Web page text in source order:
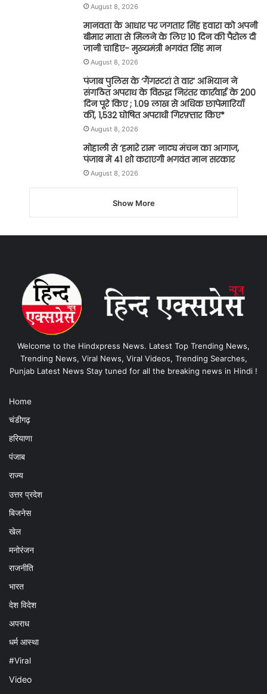
August 8, 2026
मानवता के आधार पर जगतार सिंह हवारा को अपनी
बीमार माता से मिलने के लिए 10 दिन की पैरोल दी
जानी चाहिए- मुख्यमंत्री भगवंत सिंह मान
August 8, 2026
पंजाब पुलिस के ‘गैंगस्टरां ते वार’ अभियान ने
संगठित अपराध के विरुद्ध निरंतर कार्रवाई के 200
दिन पूरे किए ; 1.09 लाख से अधिक छापेमारियाँ
कीं, 1,532 घोषित अपराधी गिरफ़्तार किए*
August 8, 2026
मोहाली से ‘हमारे राम’ नाट्य मंचन का आगाज,
पंजाब में 41 शो कराएगी भगवंत मान सरकार
August 8, 2026
Show More
Welcome to the Hindxpress News. Latest Top Trending News,
Trending News, Viral News, Viral Videos, Trending Searches,
Punjab Latest News Stay tuned for all the breaking news in Hindi !
Home
चंडीगढ़
हरियाणा
पंजाब
राज्य
उत्तर प्रदेश
बिजनेस
खेल
मनोरंजन
राजनीति
भारत
देश विदेश
अपराध
धर्म आस्था
#Viral
Video